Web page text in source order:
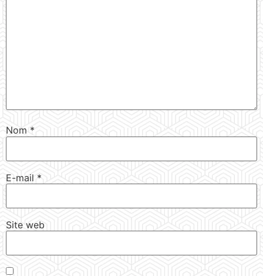
Nom *
E-mail*
Site web